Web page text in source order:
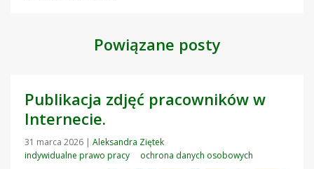
Powiązane posty
Publikacja zdjęć pracowników w
Internecie.
31 marca 2026 | Aleksandra Ziętek
indywidualne prawo pracy
ochrona danych osobowych